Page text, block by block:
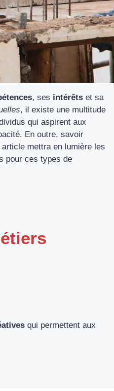
, ses intérêts et sa
, il existe une multitude
qui aspirent aux
En outre, savoir
mettra en lumière les
pour ces types de
qui permettent aux